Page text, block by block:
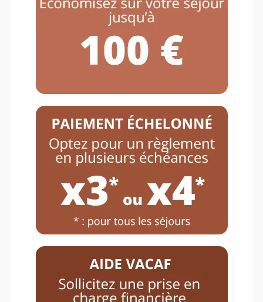
ÉTÉ
1 ADULTE / 5 ENFANTS
ÂGE
5 / 7 ANS
RÉSERVEZ DÈS MAINTENANT
UN SÉJOUR DE COLONIES DE
VACANCES
DE QUALITÉ ET AU
MEILLEUR TARIF !